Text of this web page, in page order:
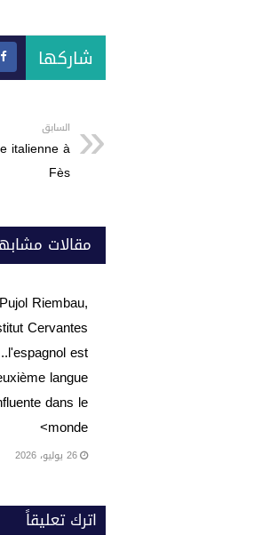
شاركها
السابق
italienne à
Fès
مقالات
Riembau,
Cervantes
est
langue
dans le
monde>
26 يوليو، 2026
اترك تعليقاً